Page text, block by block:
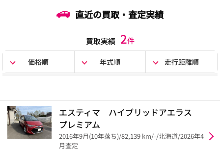
直近の買取・査定実績
買取実績 2件
価格順 年式順 走行距離順
エスティマ ハイブリッドアエラス
プレミアム
2016年9月(10年落ち)/82,139 km/-/北海道/2026年4
月査定